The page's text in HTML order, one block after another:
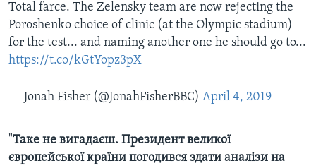
Total farce. The Zelensky team are now rejecting the
Poroshenko choice of clinic (at the Olympic stadium)
for the test... and naming another one he should go to...
https://t.co/kGtYopz3pX
— Jonah Fisher (@JonahFisherBBC) April 4, 2019
"Таке не вигадаєш. Президент великої
європейської країни погодився здати аналізи на